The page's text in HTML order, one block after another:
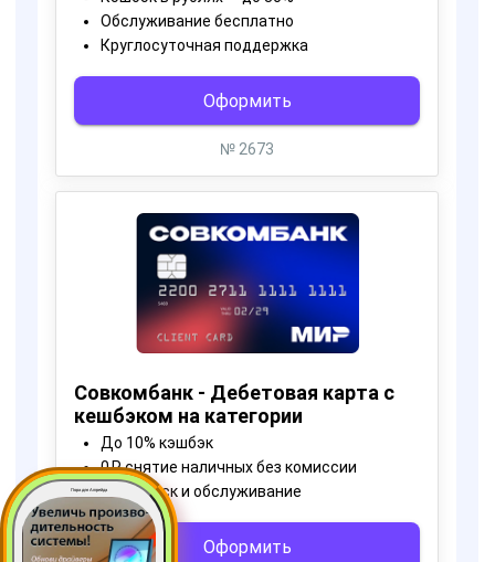
Пора для Апгрейда